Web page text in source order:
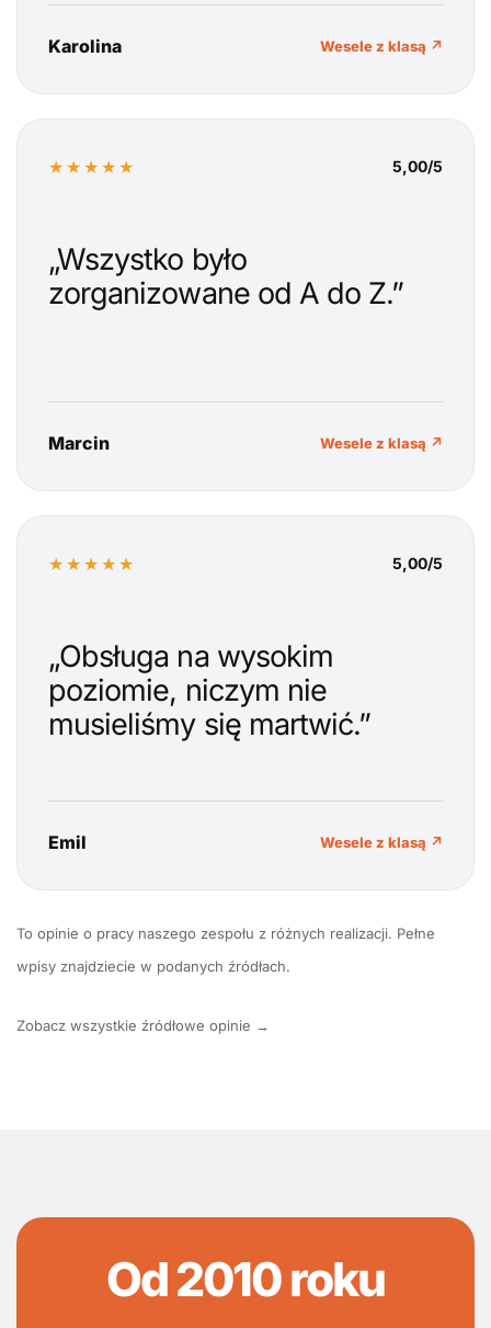
Karolina Wesele z klasą ↗
★★★★★ 5,00/5
„Wszystko było
zorganizowane od A do Z.”
Marcin Wesele z klasą ↗
★★★★★ 5,00/5
„Obsługa na wysokim
poziomie, niczym nie
musieliśmy się martwić.”
Emil Wesele z klasą ↗
To opinie o pracy naszego zespołu z różnych realizacji. Pełne
wpisy znajdziecie w podanych źródłach.
Zobacz wszystkie źródłowe opinie →
Od 2010 roku